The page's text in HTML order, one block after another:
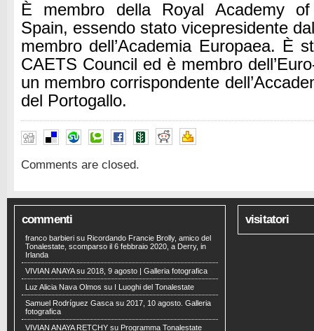
È membro della Royal Academy
Spain, essendo stato vicepresidente
membro dell’Academia Europaea. È
CAETS Council ed è membro
un membro corrispondente
del Portogallo.
Comments are closed.
commenti
franco barbieri su Ricordando Francie Brolly, amico del
Tonalestate, scomparso il 6 febbraio 2020, a Derry, in
Irlanda
VIVIAN ANAYAsu 2018, 9 agosto | Galleria fotografica
Luz Alicia Nava Olmos su I Luoghi del Tonalestate
Samuel Rodríguez Gasca su 2017, 10 agosto. Galleria
fotografica
VIVIAN ANAYA RETCHY su Programma Tonalestate
visitatori